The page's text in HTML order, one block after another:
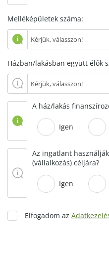
Melléképületek száma:
Házban/lakásban együtt élők
A ház/lakás
Igen
Az ingatlant
(vállalkozás) céljára?
Igen
Elfogadom az